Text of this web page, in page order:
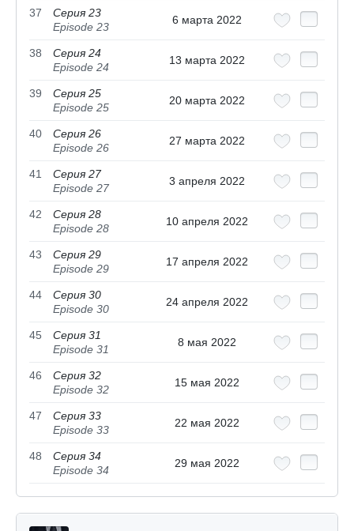
37
Серия 23
Episode 23
6 марта 2022
38
Серия 24
Episode 24
13 марта 2022
39
Серия 25
Episode 25
20 марта 2022
40
Серия 26
Episode 26
27 марта 2022
41
Серия 27
Episode 27
3 апреля 2022
42
Серия 28
Episode 28
10 апреля 2022
43
Серия 29
Episode 29
17 апреля 2022
44
Серия 30
Episode 30
24 апреля 2022
45
Серия 31
Episode 31
8 мая 2022
46
Серия 32
Episode 32
15 мая 2022
47
Серия 33
Episode 33
22 мая 2022
48
Серия 34
Episode 34
29 мая 2022